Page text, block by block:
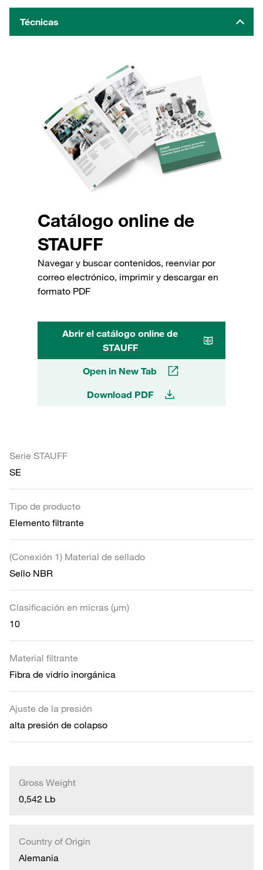
Técnicas
Catálogo online de
STAUFF
Navegar y buscar contenidos, reenviar por
correo electrónico, imprimir y descargar en
formato PDF
Abrir el catálogo online de
STAUFF
Open in New Tab
Download PDF
Serie STAUFF
SE
Tipo de producto
Elemento filtrante
(Conexión 1) Material de sellado
Sello NBR
Clasificación en micras (µm)
10
Material filtrante
Fibra de vidrio inorgánica
Ajuste de la presión
alta presión de colapso
Gross Weight
0,542 Lb
Country of Origin
Alemania